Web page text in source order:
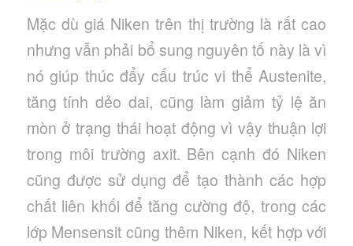
Mặc dù giá Niken trên thị trường là rất cao
nhưng vẫn phải bổ sung nguyên tố này là vì
nó giúp thúc đẩy cấu trúc vi thể Austenite,
tăng tính dẻo dai, cũng làm giảm tỷ lệ ăn
mòn ở trạng thái hoạt động vì vậy thuận lợi
trong môi trường axit. Bên cạnh đó Niken
cũng được sử dụng để tạo thành các hợp
chất liên khối để tăng cường độ, trong các
lớp Mensensit cũng thêm Niken, kết hợp với